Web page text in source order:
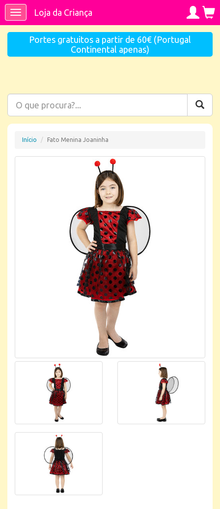
ToggleLoja da Criança
Portes gratuitos a partir de 60€ (Portugal
Continental apenas)
Início Fato Menina Joaninha